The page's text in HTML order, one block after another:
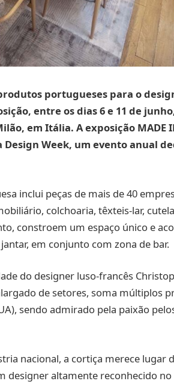
portugueses para o
entre os dias 6 e 11 de
em Itália. A exposição MADE
Design Week, um evento anual
inclui peças de mais de 40
colchoaria, têxteis-lar,
constroem um espaço único e
em conjunto com zona de bar.
do designer luso-francês
de setores, soma múltiplos
sendo admirado pela paixão
nacional, a cortiça merece lugar
designer altamente reconhecido no